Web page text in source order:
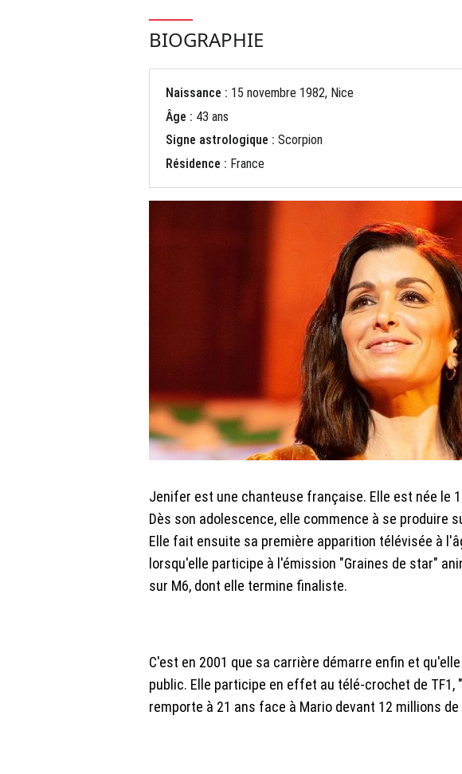
BIOGRAPHIE
Naissance : 15 novembre 1982, Nice
Âge : 43 ans
Signe astrologique :Scorpion
Résidence : France
Jenifer est une chanteuse française. Elle est née le
Dès son adolescence, elle commence à se produire
Elle fait ensuite sa première apparition télévisée à
lorsqu'elle participe à l'émission "Graines de star"
sur M6, dont elle termine finaliste.
C'est en 2001 que sa carrière démarre enfin et
public. Elle participe en effet au télé-crochet de TF1,
remporte à 21 ans face à Mario devant 12 millions